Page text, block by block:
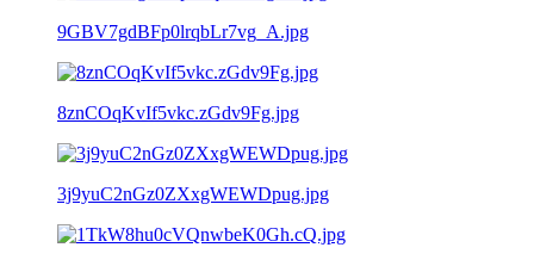
9GBV7gdBFp0lrqbLr7vg_A.jpg
8znCOqKvIf5vkc.zGdv9Fg.jpg
3j9yuC2nGz0ZXxgWEWDpug.jpg